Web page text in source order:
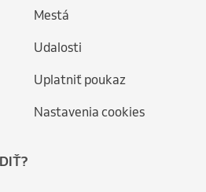
Mestá
Udalosti
Uplatniť poukaz
Nastavenia cookies